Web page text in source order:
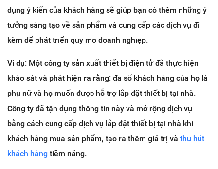
dụng ý kiến của khách hàng sẽ giúp bạn có thêm những ý
tưởng sáng tạo về sản phẩm và cung cấp các dịch vụ đi
kèm để phát triển quy mô doanh nghiệp.
Ví dụ: Một công ty sản xuất thiết bị điện tử đã thực hiện
khảo sát và phát hiện ra rằng: đa số khách hàng của họ là
phụ nữ và họ muốn được hỗ trợ lắp đặt thiết bị tại nhà.
Công ty đã tận dụng thông tin này và mở rộng dịch vụ
bằng cách cung cấp dịch vụ lắp đặt thiết bị tại nhà khi
khách hàng mua sản phẩm, tạo ra thêm giá trị và thu hút
khách hàng tiềm năng.